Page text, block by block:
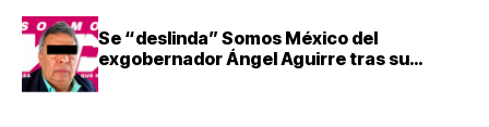
Se “deslinda” Somos México del
exgobernador Ángel Aguirre tras su